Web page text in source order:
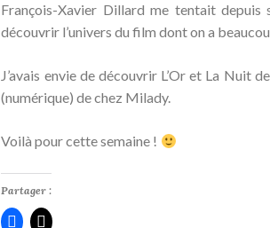
François-Xavier Dillard me tentait depuis
découvrir l’univers du film dont on a
J’avais envie de découvrir L’Or et La Nuit
(numérique) de chez Milady.
Voilà pour cette semaine !
Partager :